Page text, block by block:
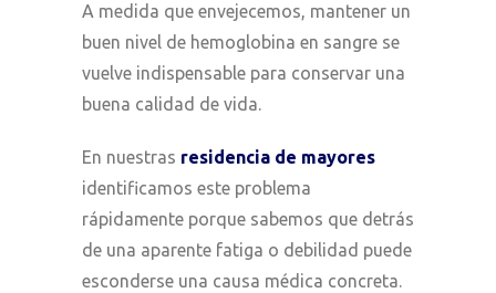
A medida que envejecemos, mantener un
buen nivel de hemoglobina en sangre se
vuelve indispensable para conservar una
buena calidad de vida.
En nuestras residencia de mayores
identificamos este problema
rápidamente porque sabemos que detrás
de una aparente fatiga o debilidad puede
esconderse una causa médica concreta.